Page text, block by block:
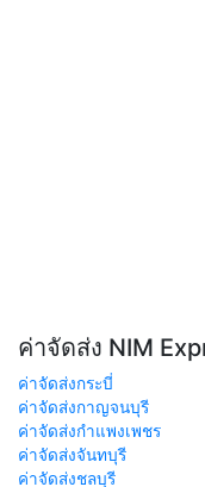
ค่าจัดส่ง NIM
ค่าจัดส่งกระบี่
ค่าจัดส่งกาญจนบุรี
ค่าจัดส่งกำแพงเพชร
ค่าจัดส่งจันทบุรี
ค่าจัดส่งชลบุรี